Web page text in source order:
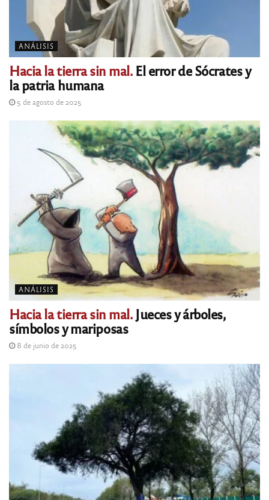
ANÁLISIS
Hacia la tierra sin mal.El error de Sócrates y
la patria humana
5 de agosto de 2025
ANÁLISIS
Hacia la tierra sin mal.Jueces y árboles,
símbolos y mariposas
8 de junio de 2025